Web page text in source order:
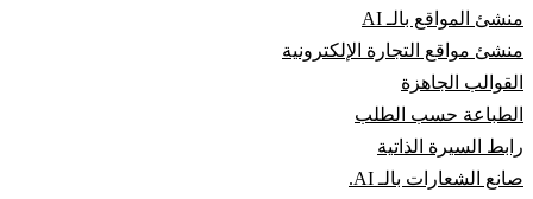
منشئ المواقع بالـ AI
منشئ مواقع التجارة الإلكترونية
القوالب الجاهزة
الطباعة حسب الطلب
رابط السيرة الذاتية
صانع الشعارات بالـ AI.